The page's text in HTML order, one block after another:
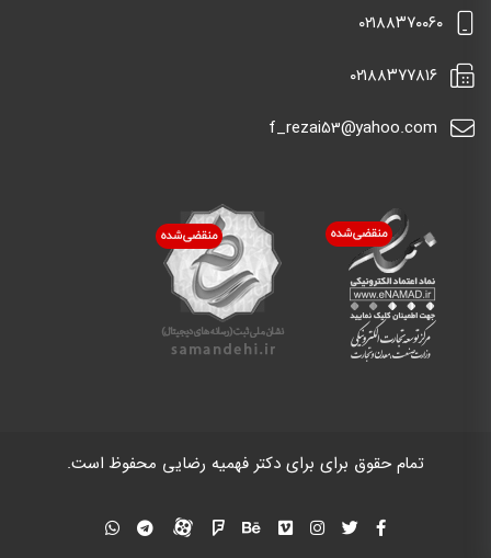
٠٢١٨٨٣٧٠٠٦٠
٠٢١٨٨٣٧٧٨١٦
f_rezai53@yahoo.com
تمام حقوق برای برای دکتر فهمیه رضایی محفوظ است.